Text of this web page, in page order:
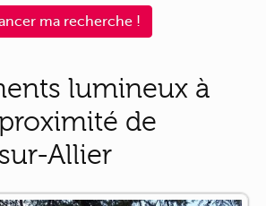
ma recherche !
lumineux à
de
Allier